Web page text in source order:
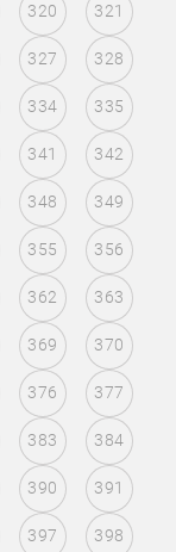
320 321
327 328
334 335
341 342
348 349
355 356
362 363
369 370
376 377
383 384
390 391
397 398